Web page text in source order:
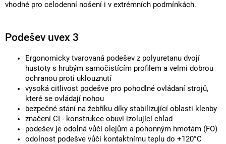
vhodné pro celodenní nošení i v extrémních podmínkách.
Podešev uvex 3
Ergonomicky tvarovaná podešev z polyuretanu dvojí
hustoty s hrubým samočistícím profilem a velmi dobrou
ochranou proti uklouznutí
vysoká citlivost podešve pro pohodlné ovládaní strojů,
které se ovládají nohou
bezpečné stání na žebříku díky stabilizující oblasti klenby
značení CI - konstrukce obuvi izolující chlad
podešev je odolná vůči olejům a pohonným hmotám (FO)
odolnost podešve vůči kontaktnímu teplu do +120°C